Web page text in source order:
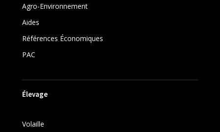
Agro-Environnement
Aides
Références Économiques
PAC
Élevage
Volaille